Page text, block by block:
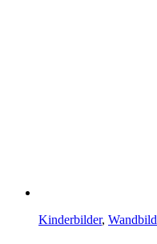
Kinderbilder, Wandbild